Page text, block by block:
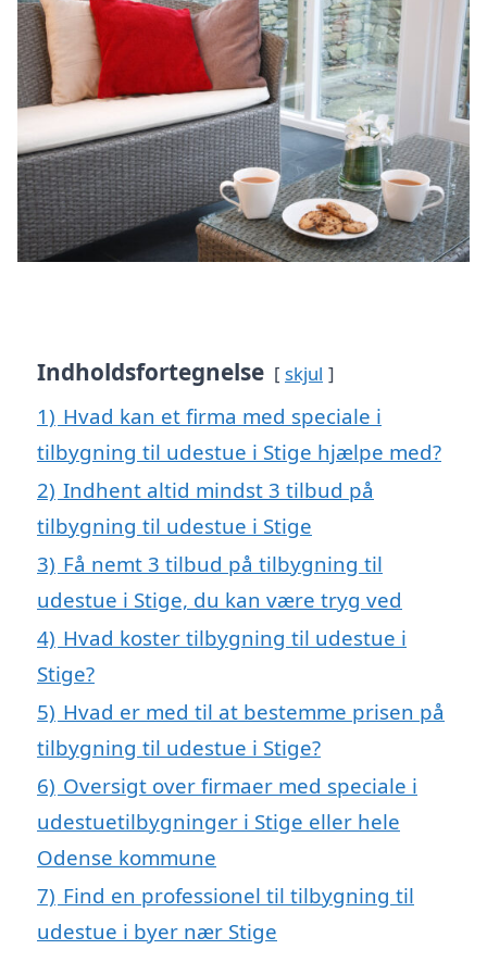
Indholdsfortegnelse skjul
1) Hvad kan et firma med speciale i
tilbygning til udestue i Stige hjælpe med?
2) Indhent altid mindst 3 tilbud på
tilbygning til udestue i Stige
3) Få nemt 3 tilbud på tilbygning til
udestue i Stige, du kan være tryg ved
4) Hvad koster tilbygning til udestue i
Stige?
5) Hvad er med til at bestemme prisen på
tilbygning til udestue i Stige?
6) Oversigt over firmaer med speciale i
udestuetilbygninger i Stige eller hele
Odense kommune
7) Find en professionel til tilbygning til
udestue i byer nær Stige